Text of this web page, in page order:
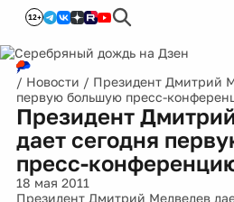
12+
/ Новости / Президент Дмитрий
первую большую пресс-
Президент
дает сегодня
пресс-
18 мая 2011
Президент Дмитрий Медведев